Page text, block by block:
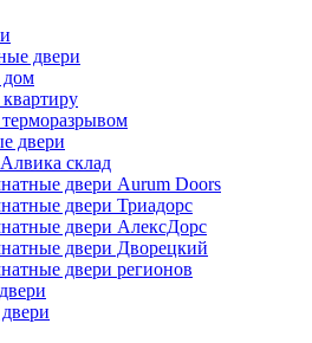
двери
дом
двери
склад
двери Aurum Doors
двери Триадорс
двери АлексДорс
двери Дворецкий
двери регионов